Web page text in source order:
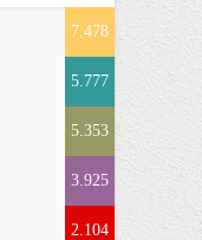
7.478
5.777
5.353
3.925
2.104